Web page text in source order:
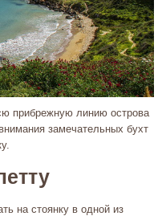
прибрежную линию острова
замечательных бухт
на стоянку в одной из